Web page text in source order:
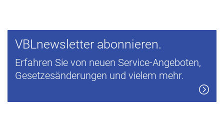
VBLnewsletter abonnieren.
Erfahren Sie von neuen Service-Angeboten,
Gesetzesänderungen und vielem mehr.